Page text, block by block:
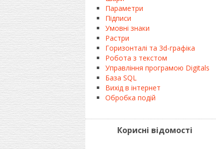
Параметри
Підписи
Умовні знаки
Растри
Горизонталі та 3d-графіка
Робота з текстом
Управління програмою Digitals
База SQL
Вихід в інтернет
Обробка подій
Корисні відомості